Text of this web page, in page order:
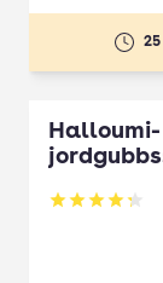
25
Halloumi-
Betyg: 4.3